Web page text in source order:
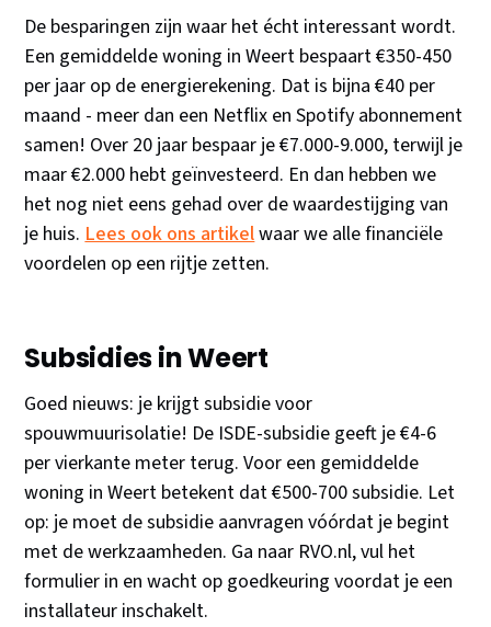
De besparingen zijn waar het écht interessant wordt.
Een gemiddelde woning in Weert bespaart €350-450
per jaar op de energierekening. Dat is bijna €40 per
maand - meer dan een Netflix en Spotify abonnement
samen! Over 20 jaar bespaar je €7.000-9.000, terwijl je
maar €2.000 hebt geïnvesteerd. En dan hebben we
het nog niet eens gehad over de waardestijging van
je huis.Lees ook ons artikelwaar we alle financiële
voordelen op een rijtje zetten.
Subsidies in Weert
Goed nieuws: je krijgt subsidie voor
spouwmuurisolatie! De ISDE-subsidie geeft je €4-6
per vierkante meter terug. Voor een gemiddelde
woning in Weert betekent dat €500-700 subsidie. Let
op: je moet de subsidie aanvragen vóórdat je begint
met de werkzaamheden. Ga naar RVO.nl, vul het
formulier in en wacht op goedkeuring voordat je een
installateur inschakelt.